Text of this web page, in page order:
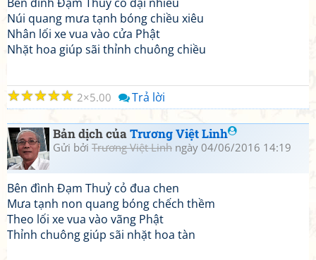
Núi quang mưa tạnh bóng chiều xiêu
Nhân lối xe vua vào cửa Phật
Nhặt hoa giúp sãi thỉnh chuông chiều
☆
☆
☆
☆
☆ 2 5.00 Trả lời
Bản dịch củaTrương Việt Linh
Gửi bởi Trương Việt Linh ngày 04/06/2016 14:19
Bên đình Đạm Thuỷ cỏ đua chen
Mưa tạnh non quang bóng chếch thềm
Theo lối xe vua vào vãng Phật
Thỉnh chuông giúp sãi nhặt hoa tàn